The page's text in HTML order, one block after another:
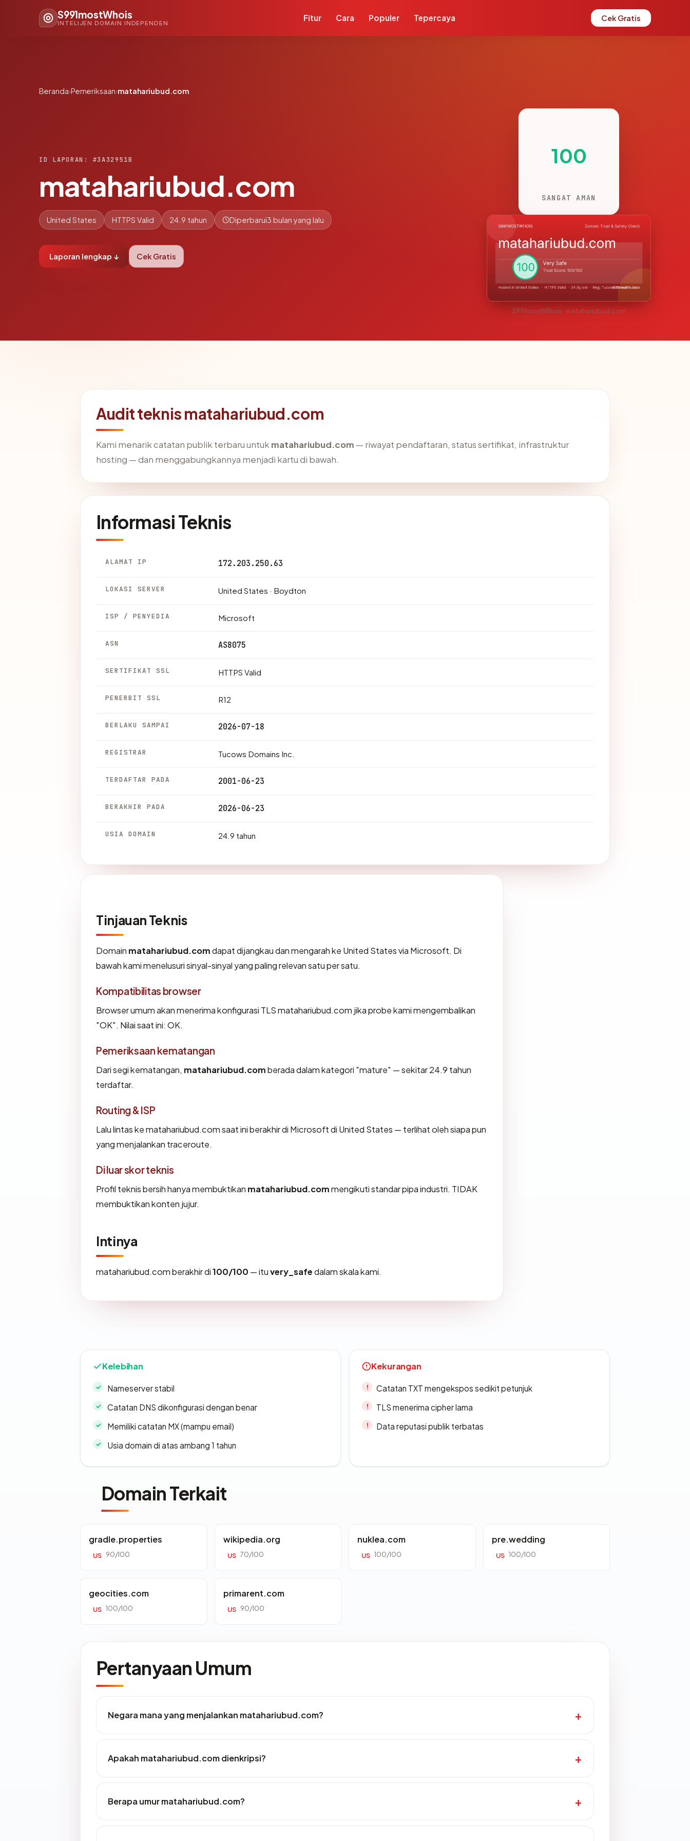
S991mostWhois
INTELIJEN DOMAIN INDEPENDEN
Fitur Cara Populer Tepercaya Cek Gratis
Beranda›Pemeriksaan›matahariubud.com
ID LAPORAN: #3A32951B
matahariubud.com
United States HTTPS Valid 24.9 tahun Diperbarui3 bulan yang lalu
Laporan lengkap ↓ Cek Gratis
100
SANGAT AMAN
S991mostWhois · matahariubud.com
Audit teknis matahariubud.com
Kami menarik catatan publik terbaru untuk matahariubud.com — riwayat pendaftaran, status sertifikat, infrastruktur
hosting — dan menggabungkannya menjadi kartu di bawah.
Informasi Teknis
ALAMAT IP 172.203.250.63
LOKASI SERVER United States · Boydton
ISP / PENYEDIA Microsoft
ASN AS8075
SERTIFIKAT SSL HTTPS Valid
PENERBIT SSL R12
BERLAKU SAMPAI 2026-07-18
REGISTRAR Tucows Domains Inc.
TERDAFTAR PADA 2001-06-23
BERAKHIR PADA 2026-06-23
USIA DOMAIN 24.9 tahun
Tinjauan Teknis
Domain matahariubud.comdapat dijangkau dan mengarah ke United States via Microsoft. Di
bawah kami menelusuri sinyal-sinyal yang paling relevan satu per satu.
Kompatibilitas browser
Browser umum akan menerima konfigurasi TLS matahariubud.com jika probe kami mengembalikan
"OK". Nilai saat ini: OK.
Pemeriksaan kematangan
Dari segi kematangan, matahariubud.comberada dalam kategori "mature" — sekitar 24.9 tahun
terdaftar.
Routing & ISP
Lalu lintas ke matahariubud.com saat ini berakhir di Microsoft di United States — terlihat oleh siapa pun
yang menjalankan traceroute.
Di luar skor teknis
Profil teknis bersih hanya membuktikan matahariubud.commengikuti standar pipa industri. TIDAK
membuktikan konten jujur.
Intinya
matahariubud.com berakhir di100/100 — ituvery_safedalam skala kami.
Kelebihan
Nameserver stabil
Catatan DNS dikonfigurasi dengan benar
Memiliki catatan MX (mampu email)
Usia domain di atas ambang 1 tahun
Kekurangan
Catatan TXT mengekspos sedikit petunjuk
TLS menerima cipher lama
Data reputasi publik terbatas
Domain Terkait
gradle.properties
US 90/100
wikipedia.org
US 70/100
nuklea.com
US 100/100
pre.wedding
US 100/100
geocities.com
US 100/100
primarent.com
US 90/100
Pertanyaan Umum
Negara mana yang menjalankan matahariubud.com?
Apakah matahariubud.com dienkripsi?
Berapa umur matahariubud.com?